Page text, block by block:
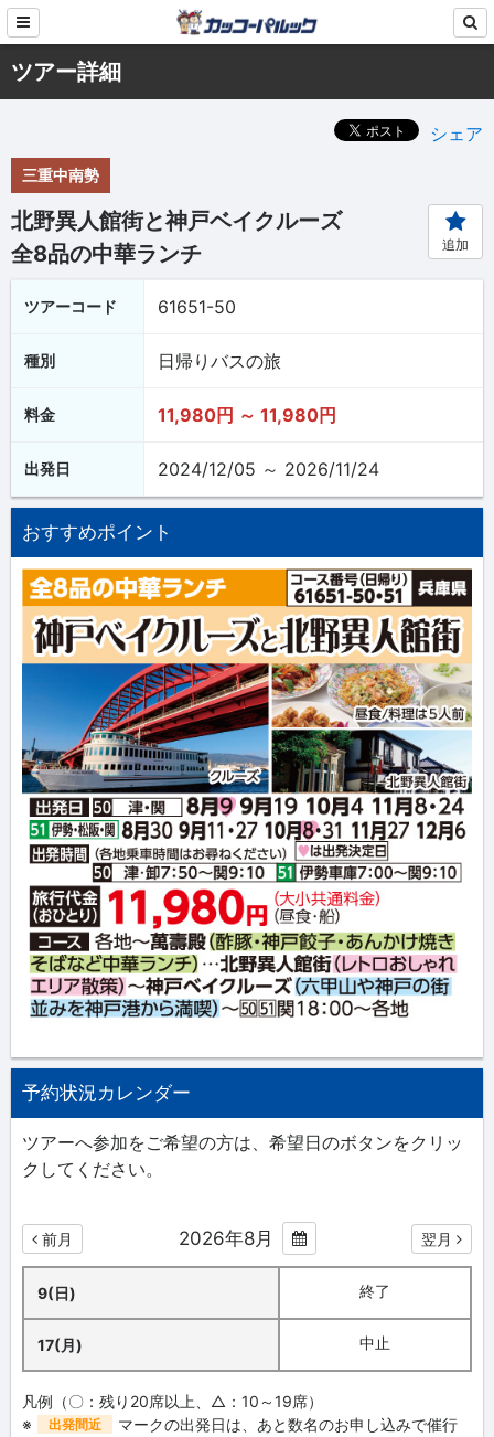
ツアー詳細
シェア
三重中南勢
北野異人館街と神戸ベイクルーズ
全8品の中華ランチ
追加
ツアーコード 61651-50
種別 日帰りバスの旅
料金 11,980円 ～ 11,980円
出発日 2024/12/05 ～ 2026/11/24
おすすめポイント
予約状況カレンダー
ツアーへ参加をご希望の方は、希望日のボタンをクリッ
クしてください。
前月 2026年8月 翌月
9(日) 終了
17(月) 中止
凡例（〇：残り20席以上、△：10～19席）
※
出発間近
マークの出発日は、あと数名のお申し込みで催行